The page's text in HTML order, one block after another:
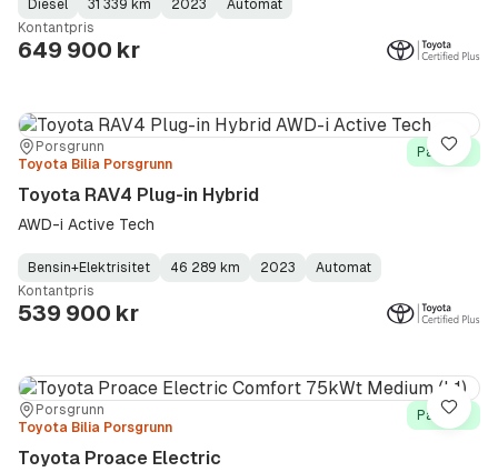
Fuel
Type:
Diesel
Kilometerstand:
31 339 km
Model
Year:
2023
Gearbox
Type:
Automat
Kontantpris
649 900 kr
Sted:Porsgrunn
Forhandler:
Toyota Bilia Porsgrunn
På lager
Toyota RAV4 Plug-in Hybrid
AWD-i Active Tech
Fuel
Type:
Bensin+Elektrisitet
Kilometerstand: 46 289 km
Model
Year:
2023
Gearbox
Type:
Automat
Kontantpris
539 900 kr
Lagre
Sted:Porsgrunn
Forhandler:
Toyota Bilia Porsgrunn
På lager
Toyota Proace Electric
Lagre